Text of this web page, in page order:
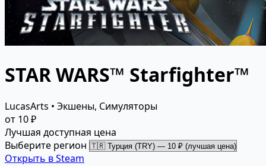
STAR WARS™ Starfighter™
LucasArts • Экшены, Симуляторы
от 10 ₽
Лучшая доступная цена
Выберите регион
Открыть в Steam